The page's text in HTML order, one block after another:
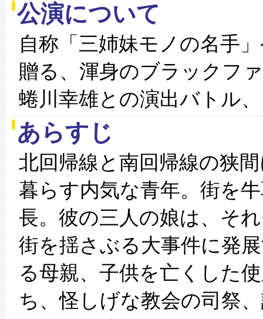
公演について
自称「三姉妹モノの名手
贈る、渾身のブラックフ
蜷川幸雄との演出バトル
あらすじ
北回帰線と南回帰線の狭
暮らす内気な青年。街を
長。彼の三人の娘は、そ
街を揺さぶる大事件に発
る母親、子供を亡くした
ち、怪しげな教会の司祭